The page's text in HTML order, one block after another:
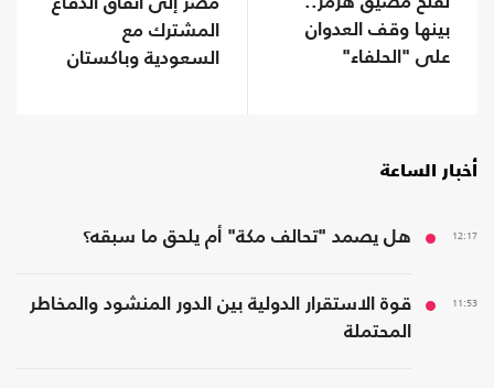
بينها وقف العدوان
على "الحلفاء"
المشترك مع
السعودية وباكستان
أخبار الساعة
12:17 هل يصمد "تحالف مكة" أم يلحق ما سبقه؟
11:53
قوة الاستقرار الدولية بين الدور المنشود والمخاطر
المحتملة